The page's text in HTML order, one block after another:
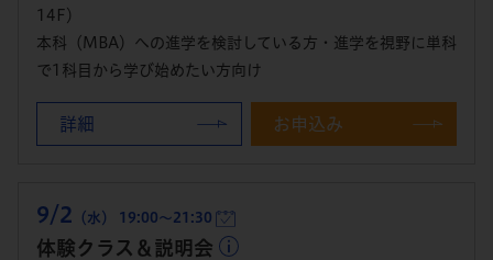
14F）
本科（MBA）への進学を検討している方・進学を視野に単科
で1科目から学び始めたい方向け
詳細 お申込み
9/2 （水） 19:00～21:30
体験クラス＆説明会